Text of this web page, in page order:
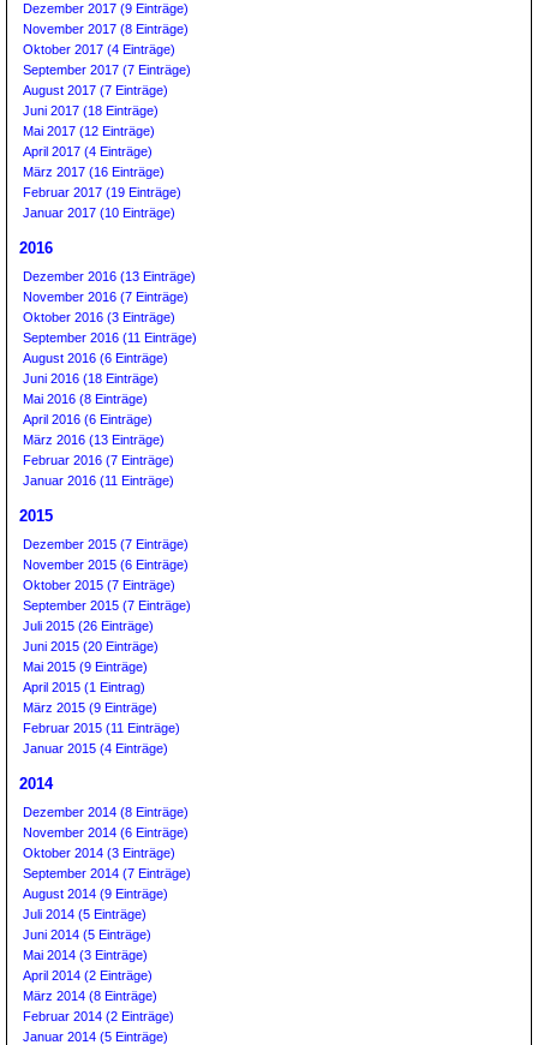
Dezember 2017 (9 Einträge)
November 2017 (8 Einträge)
Oktober 2017 (4 Einträge)
September 2017 (7 Einträge)
August 2017 (7 Einträge)
Juni 2017 (18 Einträge)
Mai 2017 (12 Einträge)
April 2017 (4 Einträge)
März 2017 (16 Einträge)
Februar 2017 (19 Einträge)
Januar 2017 (10 Einträge)
2016
Dezember 2016 (13 Einträge)
November 2016 (7 Einträge)
Oktober 2016 (3 Einträge)
September 2016 (11 Einträge)
August 2016 (6 Einträge)
Juni 2016 (18 Einträge)
Mai 2016 (8 Einträge)
April 2016 (6 Einträge)
März 2016 (13 Einträge)
Februar 2016 (7 Einträge)
Januar 2016 (11 Einträge)
2015
Dezember 2015 (7 Einträge)
November 2015 (6 Einträge)
Oktober 2015 (7 Einträge)
September 2015 (7 Einträge)
Juli 2015 (26 Einträge)
Juni 2015 (20 Einträge)
Mai 2015 (9 Einträge)
April 2015 (1 Eintrag)
März 2015 (9 Einträge)
Februar 2015 (11 Einträge)
Januar 2015 (4 Einträge)
2014
Dezember 2014 (8 Einträge)
November 2014 (6 Einträge)
Oktober 2014 (3 Einträge)
September 2014 (7 Einträge)
August 2014 (9 Einträge)
Juli 2014 (5 Einträge)
Juni 2014 (5 Einträge)
Mai 2014 (3 Einträge)
April 2014 (2 Einträge)
März 2014 (8 Einträge)
Februar 2014 (2 Einträge)
Januar 2014 (5 Einträge)